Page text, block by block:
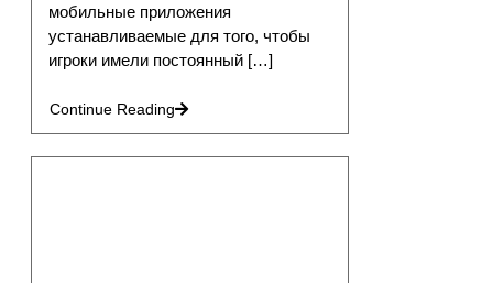
мобильные приложения
устанавливаемые для того, чтобы
игроки имели постоянный […]
Continue Reading